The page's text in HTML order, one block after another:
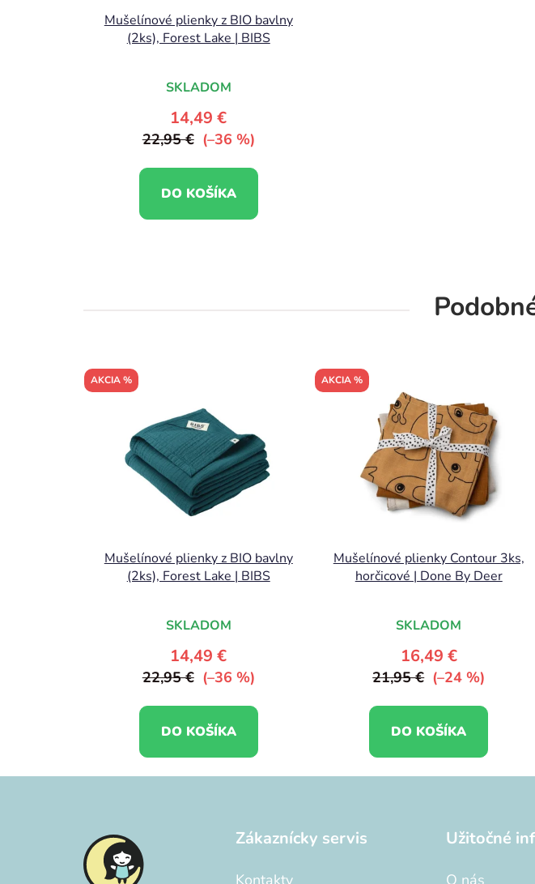
Mušelínové plienky z BIO bavlny
(2ks), Forest Lake | BIBS
SKLADOM
14,49 €
22,95 € (–36 %)
DO KOŠÍKA
AKCIA %
Mušelínové plienky z BIO bavlny
(2ks), Forest Lake | BIBS
SKLADOM
14,49 €
22,95 € (–36 %)
DO KOŠÍKA
AKCIA %
Mušelínové plienky Contour 3ks,
horčicové | Done By Deer
SKLADOM
16,49 €
21,95 € (–24 %)
DO KOŠÍKA
Zákaznícky servis Užitočné